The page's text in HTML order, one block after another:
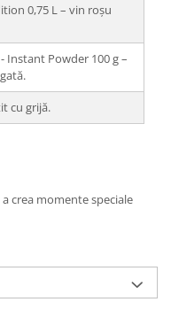
0,75 L – vin roșu
Instant Powder 100 g –
cu grijă.
crea momente speciale